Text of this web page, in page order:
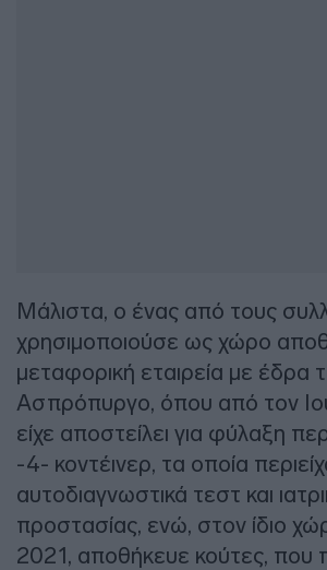
Μάλιστα, ο ένας από τους
χρησιμοποιούσε ως χώρο
μεταφορική εταιρεία με έδρα
Ασπρόπυργο, όπου από τον
είχε αποστείλει για φύλαξη
-4- κοντέινερ, τα οποία
αυτοδιαγνωστικά τεστ και
προστασίας, ενώ, στον ίδιο
2021, αποθήκευε κούτες, που